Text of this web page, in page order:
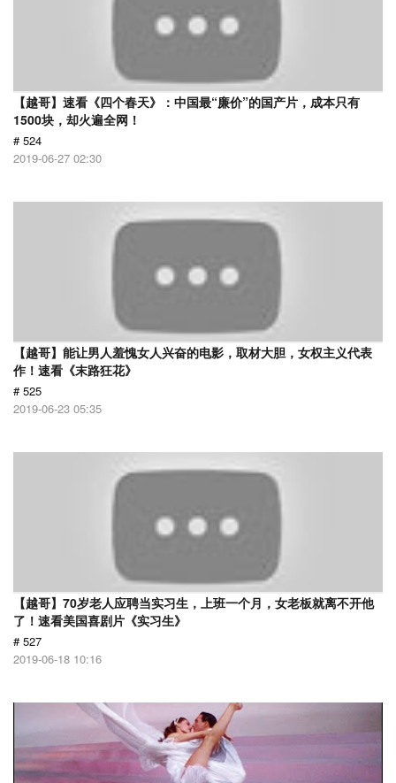
【越哥】速看《四个春天》：中国最“廉价”的国产片，成本只有
1500块，却火遍全网！
# 524
2019-06-27 02:30
【越哥】能让男人羞愧女人兴奋的电影，取材大胆，女权主义代表
作！速看《末路狂花》
# 525
2019-06-23 05:35
【越哥】70岁老人应聘当实习生，上班一个月，女老板就离不开他
了！速看美国喜剧片《实习生》
# 527
2019-06-18 10:16